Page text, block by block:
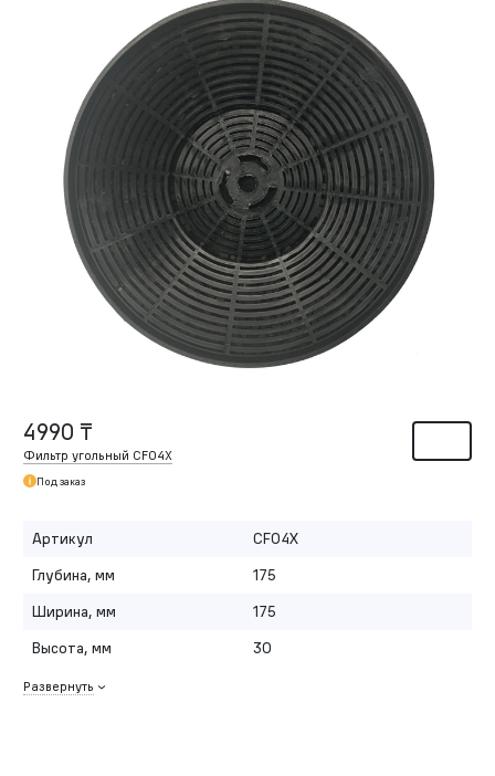
4990 ₸
Фильтр угольный CF04X
Под заказ
Артикул
CF04X
Глубина, мм
175
Ширина, мм
175
Высота, мм
30
Развернуть